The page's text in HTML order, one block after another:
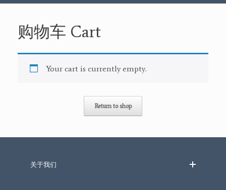
购物车 Cart
Your cart is currently empty.
Return to shop
关于我们